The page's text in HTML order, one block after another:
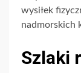
wysiłek
nadmorskich
Szlaki